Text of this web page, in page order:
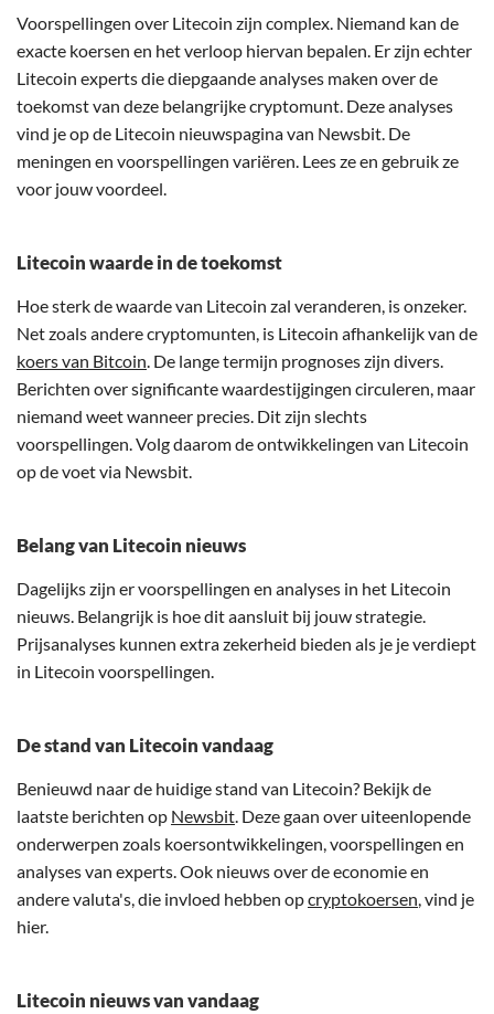
Voorspellingen over Litecoin zijn complex. Niemand kan de
exacte koersen en het verloop hiervan bepalen. Er zijn echter
Litecoin experts die diepgaande analyses maken over de
toekomst van deze belangrijke cryptomunt. Deze analyses
vind je op de Litecoin nieuwspagina van Newsbit. De
meningen en voorspellingen variëren. Lees ze en gebruik ze
voor jouw voordeel.
Litecoin waarde in de toekomst
Hoe sterk de waarde van Litecoin zal veranderen, is onzeker.
Net zoals andere cryptomunten, is Litecoin afhankelijk van de
koers van Bitcoin. De lange termijn prognoses zijn divers.
Berichten over significante waardestijgingen circuleren, maar
niemand weet wanneer precies. Dit zijn slechts
voorspellingen. Volg daarom de ontwikkelingen van Litecoin
op de voet via Newsbit.
Belang van Litecoin nieuws
Dagelijks zijn er voorspellingen en analyses in het Litecoin
nieuws. Belangrijk is hoe dit aansluit bij jouw strategie.
Prijsanalyses kunnen extra zekerheid bieden als je je verdiept
in Litecoin voorspellingen.
De stand van Litecoin vandaag
Benieuwd naar de huidige stand van Litecoin? Bekijk de
laatste berichten op Newsbit. Deze gaan over uiteenlopende
onderwerpen zoals koersontwikkelingen, voorspellingen en
analyses van experts. Ook nieuws over de economie en
andere valuta's, die invloed hebben opcryptokoersen, vind je
hier.
Litecoin nieuws van vandaag